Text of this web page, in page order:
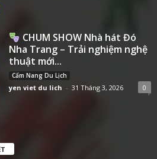
CHUM SHOW Nhà hát Đó
Nha Trang – Trải nghiệm nghệ
thuật mới...
Cẩm Nang Du Lịch
yen viet du lich - 31 Tháng 3, 2026 0